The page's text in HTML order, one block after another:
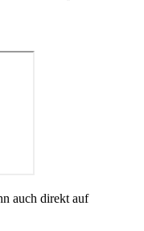
auch direkt auf